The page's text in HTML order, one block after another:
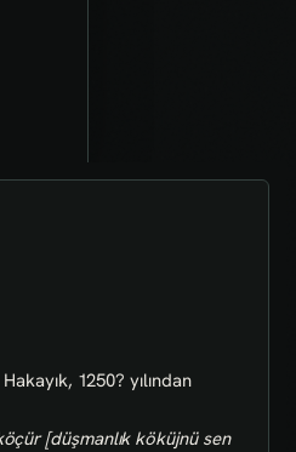
1250? yılından
[düşmanlık köküjnü sen